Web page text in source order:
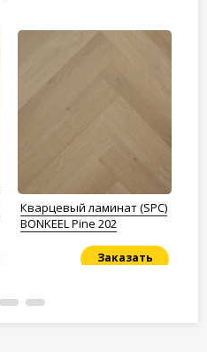
Кварцевый ламинат (SPC)
BONKEEL Pine 202
Заказать